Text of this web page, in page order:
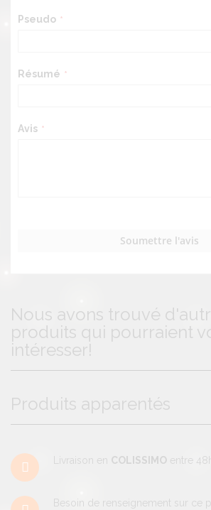
Produits apparentés
Livraison en COLISSIMO entre
Besoin de renseignement sur ce
Pseudo
Résumé
Avis
Soumettre l'avis
Nous avons trouvé
produits qui pourraient
intéresser!